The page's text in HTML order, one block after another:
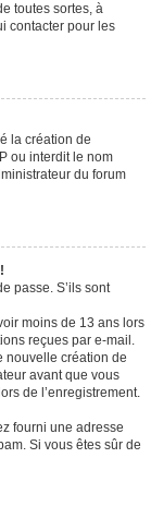
toutes sortes, à
contacter pour les
la création de
ou interdit le nom
du forum
passe. S’ils sont
moins de 13 ans lors
reçues par e-mail.
nouvelle création de
avant que vous
de l’enregistrement.
fourni une adresse
Si vous êtes sûr de